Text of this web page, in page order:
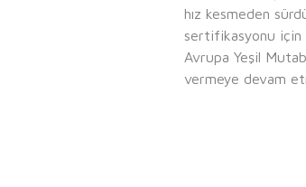
hız kesmeden
sertifikasyonu için
Avrupa Yeşil
vermeye devam